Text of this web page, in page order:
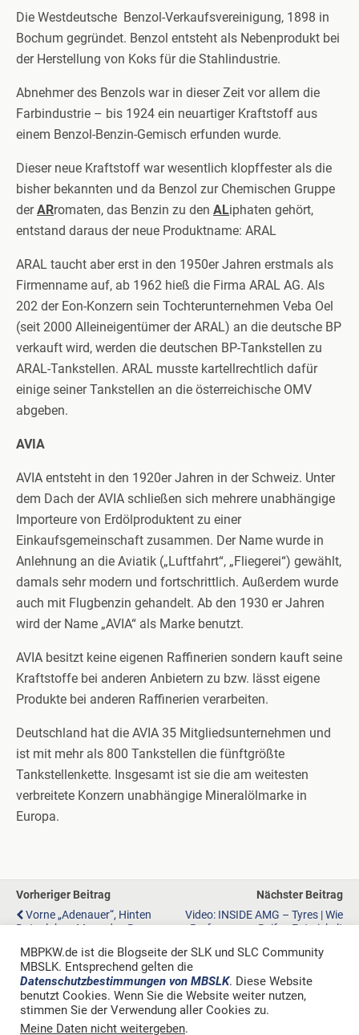
Die Westdeutsche Benzol-Verkaufsvereinigung, 1898 in
Bochum gegründet. Benzol entsteht als Nebenprodukt bei
der Herstellung von Koks für die Stahlindustrie.
Abnehmer des Benzols war in dieser Zeit vor allem die
Farbindustrie – bis 1924 ein neuartiger Kraftstoff aus
einem Benzol-Benzin-Gemisch erfunden wurde.
Dieser neue Kraftstoff war wesentlich klopffester als die
bisher bekannten und da Benzol zur Chemischen Gruppe
derARromaten, das Benzin zu den ALiphaten gehört,
entstand daraus der neue Produktname: ARAL
ARAL taucht aber erst in den 1950er Jahren erstmals als
Firmenname auf, ab 1962 hieß die Firma ARAL AG. Als
202 der Eon-Konzern sein Tochterunternehmen Veba Oel
(seit 2000 Alleineigentümer der ARAL) an die deutsche BP
verkauft wird, werden die deutschen BP-Tankstellen zu
ARAL-Tankstellen. ARAL musste kartellrechtlich dafür
einige seiner Tankstellen an die österreichische OMV
abgeben.
AVIA
AVIA entsteht in den 1920er Jahren in der Schweiz. Unter
dem Dach der AVIA schließen sich mehrere unabhängige
Importeure von Erdölproduktent zu einer
Einkaufsgemeinschaft zusammen. Der Name wurde in
Anlehnung an die Aviatik („Luftfahrt“, „Fliegerei“) gewählt,
damals sehr modern und fortschrittlich. Außerdem wurde
auch mit Flugbenzin gehandelt. Ab den 1930 er Jahren
wird der Name „AVIA“ als Marke benutzt.
AVIA besitzt keine eigenen Raffinerien sondern kauft seine
Kraftstoffe bei anderen Anbietern zu bzw. lässt eigene
Produkte bei anderen Raffinerien verarbeiten.
Deutschland hat die AVIA 35 Mitgliedsunternehmen und
ist mit mehr als 800 Tankstellen die fünftgrößte
Tankstellenkette. Insgesamt ist sie die am weitesten
verbreitete Konzern unabhängige Mineralölmarke in
Europa.
Vorheriger Beitrag
Vorne „Adenauer“, Hinten
Datenlabor: Mercedes-Benz
Nächster Beitrag
Video: INSIDE AMG – Tyres | Wie
Performance-Reifen Entwickelt
Zum Seitenanfang
MBPKW.de ist die Blogseite der SLK und SLC Community
MBSLK. Entsprechend gelten die
Datenschutzbestimmungen von MBSLK. Diese Website
benutzt Cookies. Wenn Sie die Website weiter nutzen,
stimmen Sie der Verwendung aller Cookies zu.
Meine Daten nicht weitergeben.